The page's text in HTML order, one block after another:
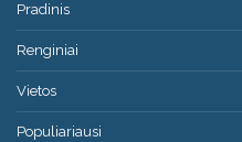
Pradinis
Renginiai
Vietos
Populiariausi